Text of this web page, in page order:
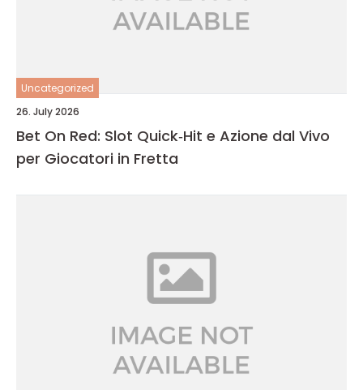
Uncategorized
26. July 2026
Bet On Red: Slot Quick‑Hit e Azione dal Vivo
per Giocatori in Fretta